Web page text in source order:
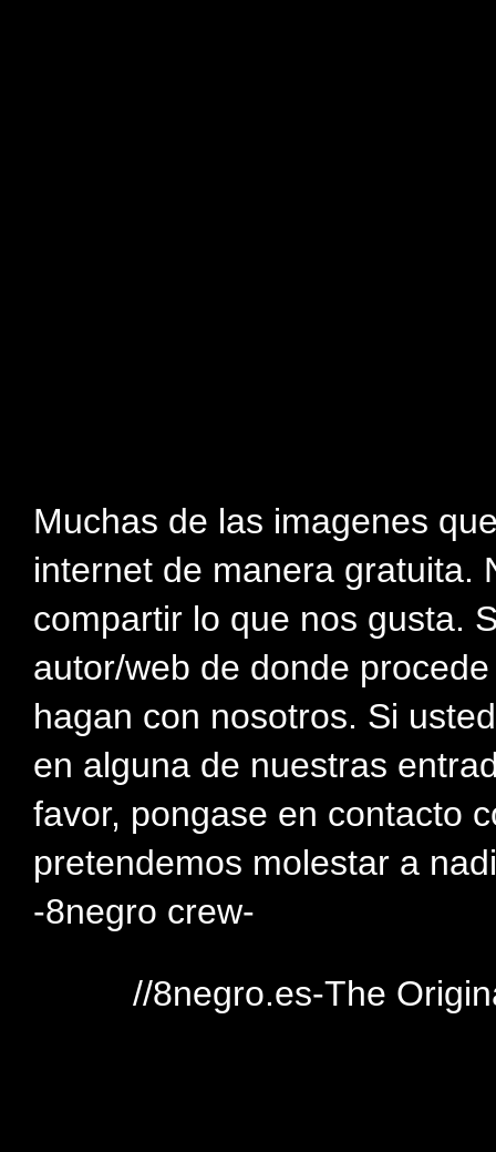
Muchas de las imagenes
internet de manera gratuita.
compartir lo que nos gusta.
autor/web de donde
hagan con nosotros. Si
en alguna de nuestras
favor, pongase en contacto
pretendemos molestar a
-8negro crew-
//8negro.es-The